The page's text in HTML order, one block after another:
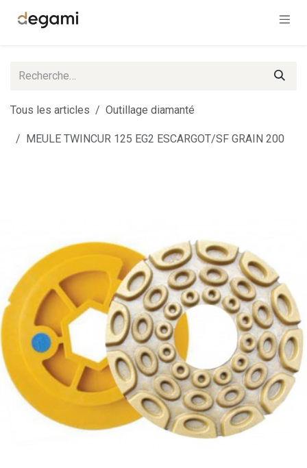
Tous les articles Outillage diamanté
MEULE TWINCUR 125 EG2 ESCARGOT/SF GRAIN 200